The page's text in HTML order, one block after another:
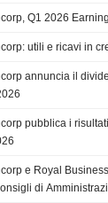
Q1 2026
utili e ricavi in
annuncia il
pubblica i
e Royal
di